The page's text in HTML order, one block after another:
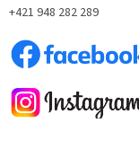
+421 948 282 289